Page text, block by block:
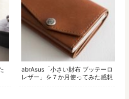
abrAsus「小さい財布 ブッテーロ
レザー」を７か月使ってみた感想